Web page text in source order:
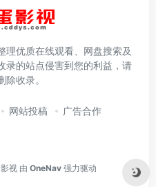
理优质在线观看、网盘搜索及
录的站点侵害到您的利益，请
除收录。
网站投稿 广告合作
视 由 OneNav 强力驱动